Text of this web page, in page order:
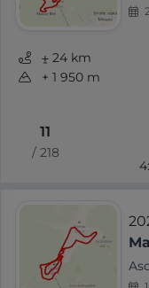
⨦ 24 km
+ 1 950 m
11
/ 218